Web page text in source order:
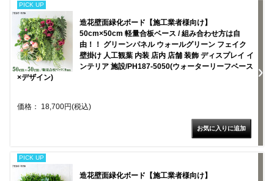
PICK UP
造花壁面緑化ボード【施工業者様向け】
50cm×50cm 軽量合板ベース / 組み合わせ方は自
由！！ グリーンパネル ウォールグリーン フェイク
壁掛け 人工観葉 内装 店内 店舗 装飾 ディスプレイ イ
ンテリア 施設/PH187-5050(ウォーターリーフベース
×デザイン)
価格： 18,700円(税込)
PICK UP
造花壁面緑化ボード【施工業者様向け】